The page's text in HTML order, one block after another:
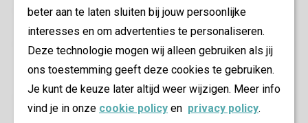
beter aan te laten sluiten bij jouw persoonlijke
interesses en om advertenties te personaliseren.
Deze technologie mogen wij alleen gebruiken als jij
ons toestemming geeft deze cookies te gebruiken.
Je kunt de keuze later altijd weer wijzigen. Meer info
vind je in onze cookie policy en privacy policy.